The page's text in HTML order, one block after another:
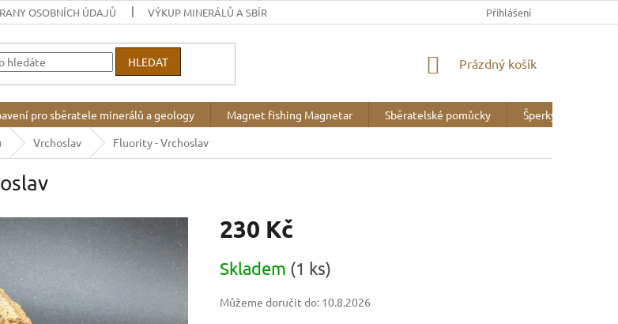
OSOBNÍCH ÚDAJŮ VÝKUP MINERÁLŮ A SBÍREK MINERALOGICKÉ WEBY
Přihlášení
HLEDAT
NÁKUPNÍ
Prázdný košík
pro sběratele minerálů a geology Magnet fishing Magnetar Sběratelské pomůcky Šperky
Vrchoslav Fluority - Vrchoslav
230 Kč
cena:
Skladem (1 ks)
Můžeme doručit do: 10.8.2026